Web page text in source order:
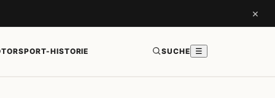
×
HISTORIE SUCHE ☰